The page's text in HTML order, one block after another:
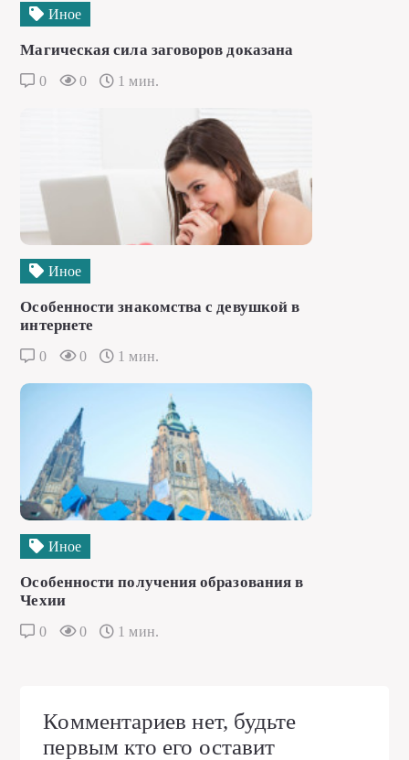
Иное
Магическая сила заговоров доказана
0 0 1 мин.
Иное
Особенности знакомства с девушкой в
интернете
0 0 1 мин.
Иное
Особенности получения образования в
Чехии
0 0 1 мин.
Комментариев нет, будьте
первым кто его оставит